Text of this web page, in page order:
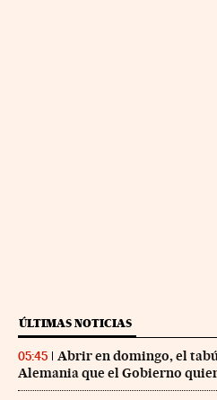
ÚLTIMAS NOTICIAS
05:45
Abrir en domingo, el
Alemania que el Gobierno